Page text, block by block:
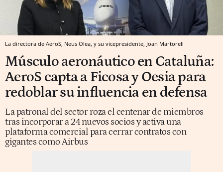
La directora de AeroS, Neus Olea, y su vicepresidente, Joan Martorell
Músculo aeronáutico en Cataluña:
AeroS capta a Ficosa y Oesia para
redoblar su influencia en defensa
La patronal del sector roza el centenar de miembros
tras incorporar a 24 nuevos socios y activa una
plataforma comercial para cerrar contratos con
gigantes como Airbus